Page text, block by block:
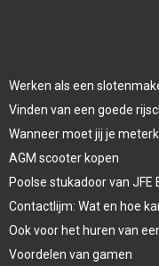
Werken als een
Vinden van een goede
Wanneer moet jij je
AGM scooter kopen
Poolse stukadoor van JFE
Contactlijm: Wat en hoe
Ook voor het huren van
Voordelen van gamen